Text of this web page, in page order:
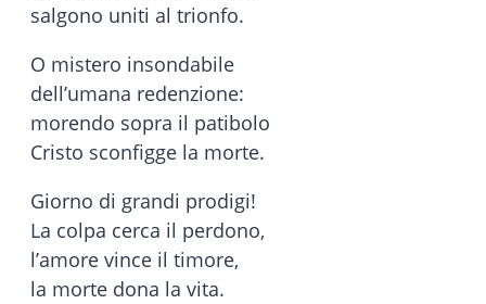
salgono uniti al trionfo.
O mistero insondabile
dell’umana redenzione:
morendo sopra il patibolo
Cristo sconfigge la morte.
Giorno di grandi prodigi!
La colpa cerca il perdono,
l’amore vince il timore,
la morte dona la vita.